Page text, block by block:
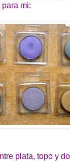
mi:
plata, topo y